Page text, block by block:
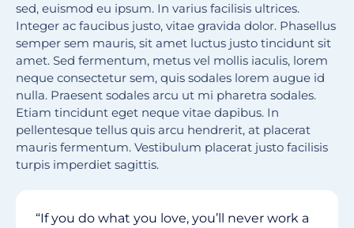
sed, euismod eu ipsum. In varius facilisis ultrices.
Integer ac faucibus justo, vitae gravida dolor. Phasellus
semper sem mauris, sit amet luctus justo tincidunt sit
amet. Sed fermentum, metus vel mollis iaculis, lorem
neque consectetur sem, quis sodales lorem augue id
nulla. Praesent sodales arcu ut mi pharetra sodales.
Etiam tincidunt eget neque vitae dapibus. In
pellentesque tellus quis arcu hendrerit, at placerat
mauris fermentum. Vestibulum placerat justo facilisis
turpis imperdiet sagittis.
“If you do what you love, you’ll never work a